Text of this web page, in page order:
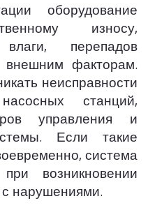
оборудование
износу,
перепадов
факторам.
неисправности
станций,
управления и
Если такие
система
возникновении
нарушениями.